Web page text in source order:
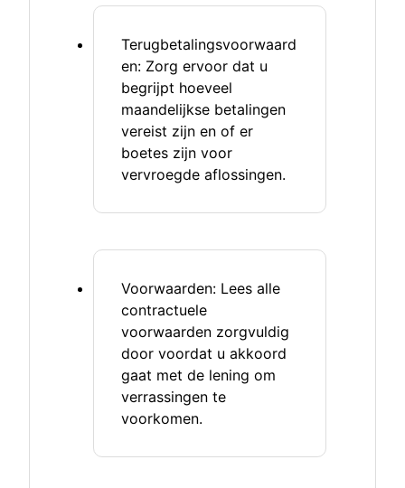
Terugbetalingsvoorwaard
en: Zorg ervoor dat u
begrijpt hoeveel
maandelijkse betalingen
vereist zijn en of er
boetes zijn voor
vervroegde aflossingen.
Voorwaarden: Lees alle
contractuele
voorwaarden zorgvuldig
door voordat u akkoord
gaat met de lening om
verrassingen te
voorkomen.